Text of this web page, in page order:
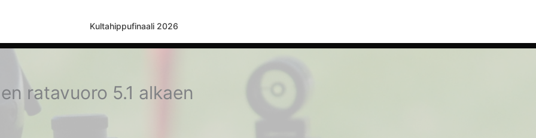
Kultahippufinaali 2026
ratavuoro 5.1 alkaen